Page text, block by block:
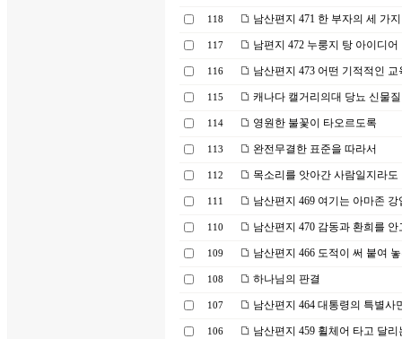
118 남산편지 471 한 부자의 세 가
117 남편지 472 누룽지 탕 아이디어
116 남산편지 473 어떤 기적적인 교
115 캐나다 캘거리의대 당뇨 신물
114 영원한 불꽃이 타오르도록
113 완전무결한 표준을 따라서
112 목소리를 앗아간 사람일지라도
111 남산편지 469 여기는 아마존 강
110 남산편지 470 감동과 환희를 안
109 남산편지 466 도적이 써 붙여
108 하나님의 판결
107 남산편지 464 대통령의 특별사
106 남산편지 459 휠체어 타고 달